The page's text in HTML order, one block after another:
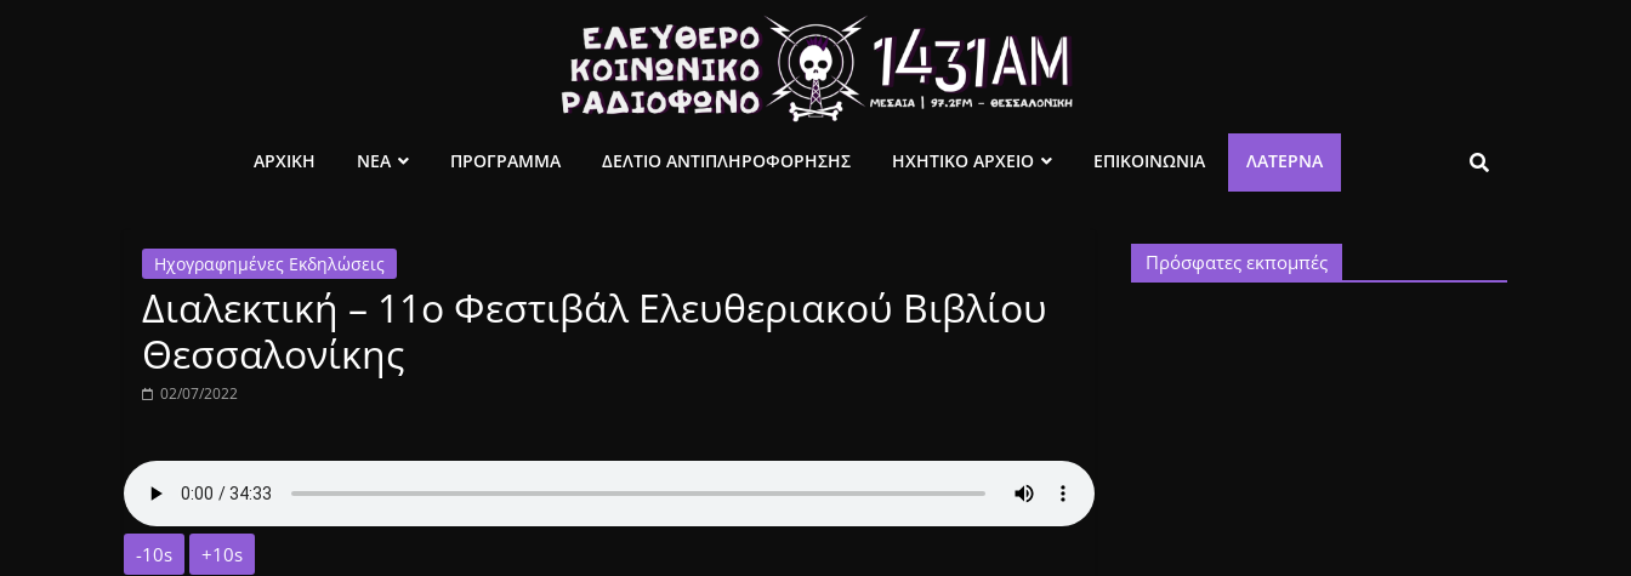
ελεύθερο
ραδιόφωνο
1431AM
ΑΡΧΙΚΗ ΝΕΑ ΠΡΟΓΡΑΜΜΑ ΔΕΛΤΙΟ ΑΝΤΙΠΛΗΡΟΦΟΡΗΣΗΣ ΗΧΗΤΙΚΟ ΑΡΧΕΙΟ ΕΠΙΚΟΙΝΩΝΙΑ ΛΑΤΈΡΝΑ
Ηχογραφημένες Εκδηλώσεις
Διαλεκτική – 11ο Φεστιβάλ Ελευθεριακού Βιβλίου
Θεσσαλονίκης
02/07/2022
-10s
+10s
Πρόσφατες εκπομπές